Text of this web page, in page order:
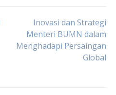
Inovasi dan Strategi
Menteri BUMN dalam
Menghadapi Persaingan
Global